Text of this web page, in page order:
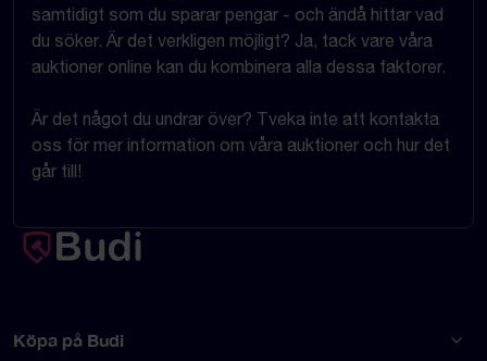
samtidigt som du sparar pengar - och ändå hittar vad
du söker. Är det verkligen möjligt? Ja, tack vare våra
auktioner online kan du kombinera alla dessa faktorer.
Är det något du undrar över? Tveka inte att kontakta
oss för mer information om våra auktioner och hur det
går till!
Köpa på Budi